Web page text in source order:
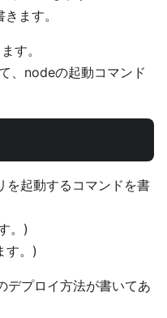
ます。
す。
、nodeの起動コマンド
を起動するコマンドを書
。)
す。)
デプロイ方法が書いてあ